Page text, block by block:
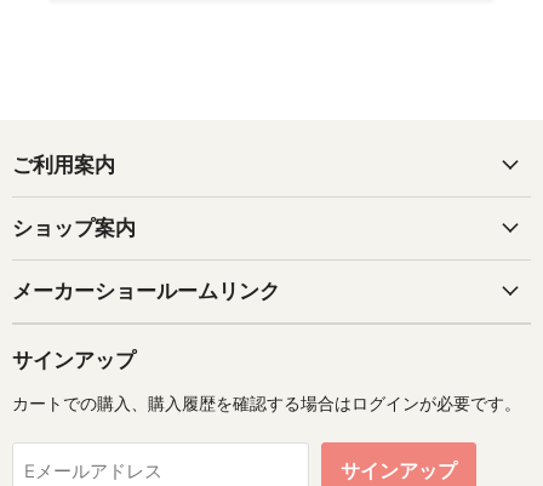
ご利用案内
ショップ案内
メーカーショールームリンク
サインアップ
カートでの購入、購入履歴を確認する場合はログインが必要です。
Eメールアドレス サインアップ